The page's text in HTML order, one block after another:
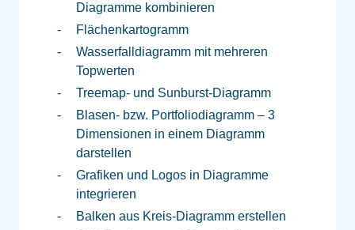
Diagramme kombinieren
Flächenkartogramm
Wasserfalldiagramm mit mehreren
Topwerten
Treemap- und Sunburst-Diagramm
Blasen- bzw. Portfoliodiagramm – 3
Dimensionen in einem Diagramm
darstellen
Grafiken und Logos in Diagramme
integrieren
Balken aus Kreis-Diagramm erstellen